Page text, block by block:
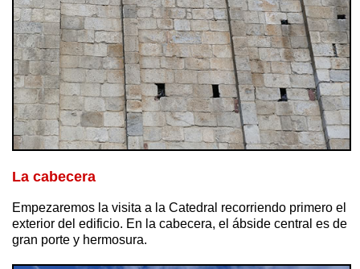
La cabecera
Empezaremos la visita a la Catedral recorriendo primero el
exterior del edificio. En la cabecera, el ábside central es de
gran porte y hermosura.